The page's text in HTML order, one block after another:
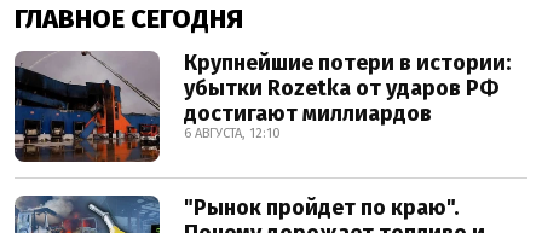
ГЛАВНОЕ СЕГОДНЯ
Крупнейшие потери в истории:
убытки Rozetka от ударов РФ
достигают миллиардов
6 АВГУСТА, 12:10
"Рынок пройдет по краю".